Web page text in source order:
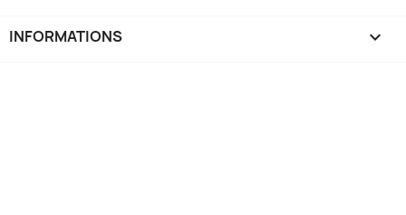
INFORMATIONS keyboard_arrow_down